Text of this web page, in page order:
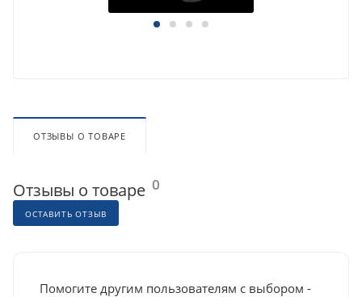
ОТЗЫВЫ О ТОВАРЕ
Отзывы о товаре 0
ОСТАВИТЬ ОТЗЫВ
Помогите другим пользователям с выбором -